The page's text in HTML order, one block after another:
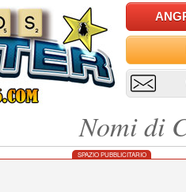
Nomi di
SPAZIO PUBBLICITARIO